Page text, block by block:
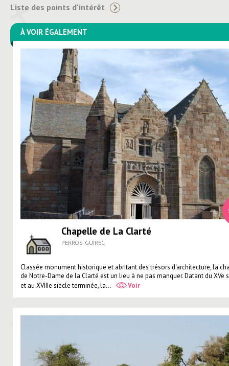
À VOIR ÉGALEMENT
Liste des points d'intérêt
Chapelle de La Clarté
PERROS-GUIREC
Classée monument historique et abritant des trésors d'architecture, la
de Notre-Dame de la Clarté est un lieu à ne pas manquer. Datant du XVe
et au XVIIIe siècle terminée, la...
Voir